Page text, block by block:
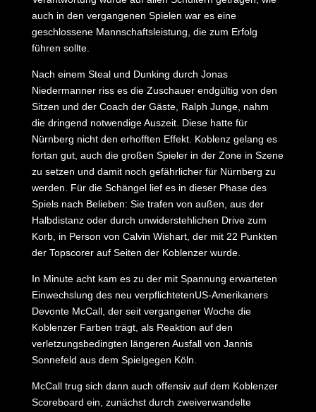
auch in den vergangenen Spielen war es eine
geschlossene Mannschaftsleistung, die zum Erfolg
führen sollte.
Nach einem Steal und Dunking durch Jonas
Niedermanner riss es die Zuschauer endgültig von den
Sitzen und der Coach der Gäste, Ralph Junge, nahm
die dringend notwendige Auszeit. Diese hatte für
Nürnberg nicht den erhofften Effekt. Koblenz gelang es
fortan gut, auch die großen Spieler in der Zone in Szene
zu setzen und damit noch gefährlicher für Nürnberg zu
werden. Für die Schängel lief es in dieser Phase des
Spiels nach Belieben: Sie trafen von außen, aus der
Halbdistanz oder durch unwiderstehlichen Drive zum
Korb, in Person von Calvin Wishart, der mit 22 Punkten
der Topscorer auf Seiten der Koblenzer wurde.
In Minute acht kam es zu der mit Spannung erwarteten
Einwechslung des neu verpflichtetenUS-Amerikaners
Devonte McCall, der seit vergangener Woche die
Koblenzer Farben trägt, als Reaktion auf den
verletzungsbedingten längeren Ausfall von Jannis
Sonnefeld aus dem Spielgegen Köln.
McCall trug sich dann auch offensiv auf dem Koblenzer
Scoreboard ein, zunächst durch zweiverwandelte